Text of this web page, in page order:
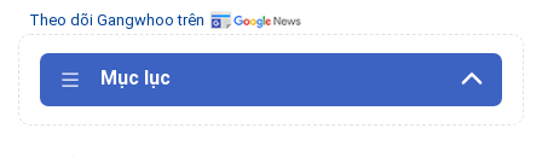
Theo dõi Gangwhoo trên
Mục lục